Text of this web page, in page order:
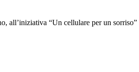
“Un cellulare per un